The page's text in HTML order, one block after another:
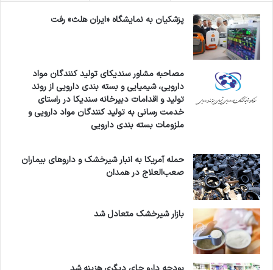
پزشکیان به نمایشگاه «ایران هلث» رفت
مصاحبه مشاور سندیکای تولید کنندگان مواد
دارویی، شیمیایی و بسته بندی دارویی از روند
تولید و اقدامات دبیرخانه سندیکا در راستای
خدمت رسانی به تولید کنندگان مواد دارویی و
ملزومات بسته بندی دارویی
حمله آمریکا به انبار شیرخشک و داروهای بیماران
صعب‌العلاج در همدان
بازار شیرخشک متعادل شد